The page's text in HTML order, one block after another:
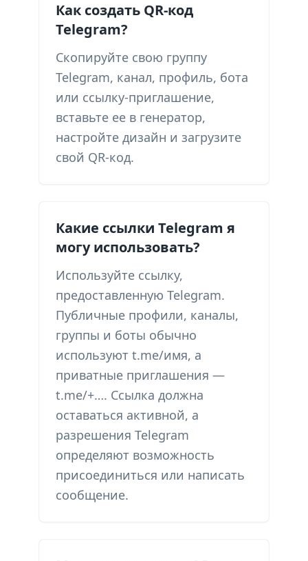
Как создать QR-код
Telegram?
Скопируйте свою группу
Telegram, канал, профиль, бота
или ссылку-приглашение,
вставьте ее в генератор,
настройте дизайн и загрузите
свой QR-код.
Какие ссылки Telegram я
могу использовать?
Используйте ссылку,
предоставленную Telegram.
Публичные профили, каналы,
группы и боты обычно
используют t.me/имя, а
приватные приглашения —
t.me/+…. Ссылка должна
оставаться активной, а
разрешения Telegram
определяют возможность
присоединиться или написать
сообщение.